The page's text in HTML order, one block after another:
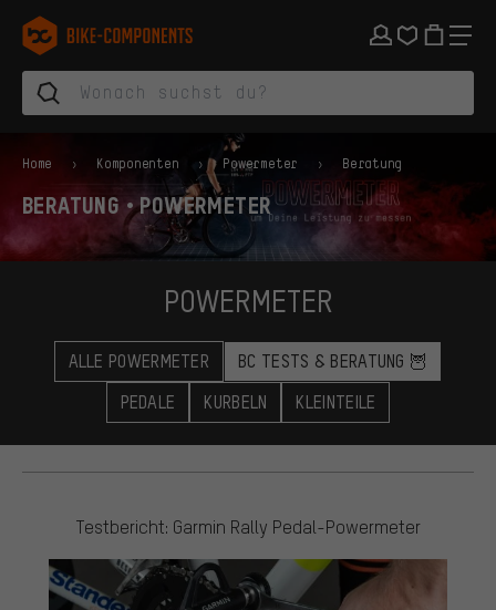
Zur Hauptnavigation springen
Zur Kategorienavigation springen
Zum Inhalt springen
Zu Marken und Newsletter springen
Zur Fußzeile springen
bike-components.de Startseite
Home Komponenten Powermeter Beratung
BERATUNG • POWERMETER
POWERMETER
ALLE POWERMETER
BC TESTS & BERATUNG 🦉
PEDALE
KURBELN KLEINTEILE
Testbericht: Garmin Rally Pedal-Powermeter